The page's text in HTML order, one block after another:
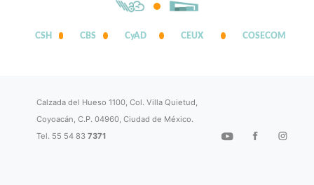
CSH CBS CyAD CEUX COSECOM
Calzada del Hueso 1100, Col. Villa Quietud,
Coyoacán, C.P. 04960, Ciudad de México.
Tel. 55 54 837371